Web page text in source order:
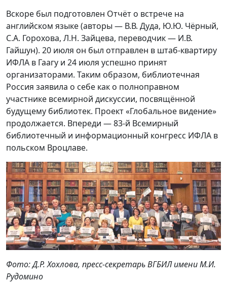
Вскоре был подготовлен Отчёт о встрече на
английском языке (авторы — В.В. Дуда, Ю.Ю. Чёрный,
С.А. Горохова, Л.Н. Зайцева, переводчик — И.В.
Гайшун). 20 июля он был отправлен в штаб-квартиру
ИФЛА в Гаагу и 24 июля успешно принят
организаторами. Таким образом, библиотечная
Россия заявила о себе как о полноправном
участнике всемирной дискуссии, посвящённой
будущему библиотек. Проект «Глобальное видение»
продолжается. Впереди — 83-й Всемирный
библиотечный и информационный конгресс ИФЛА в
польском Вроцлаве.
Фото: Д.Р. Хохлова, пресс-секретарь ВГБИЛ имени М.И.
Рудомино